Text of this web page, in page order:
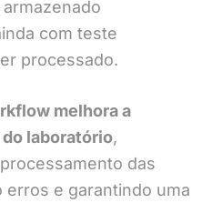
com teste
processado.
melhora a
laboratório,
das
erros e garantindo uma